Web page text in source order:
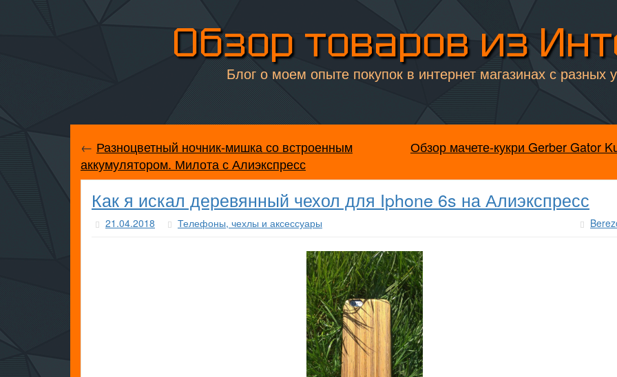
Обзор товаров из
Блог о моем опыте покупок в интернет магазинах с разных
← Разноцветный ночник-мишка со встроенным
аккумулятором. Милота с Алиэкспресс
Обзор мачете-кукри Gerber Gator
Как я искал деревянный чехол для Iphone 6s на Алиэкспресс
21.04.2018 Телефоны, чехлы и аксессуары